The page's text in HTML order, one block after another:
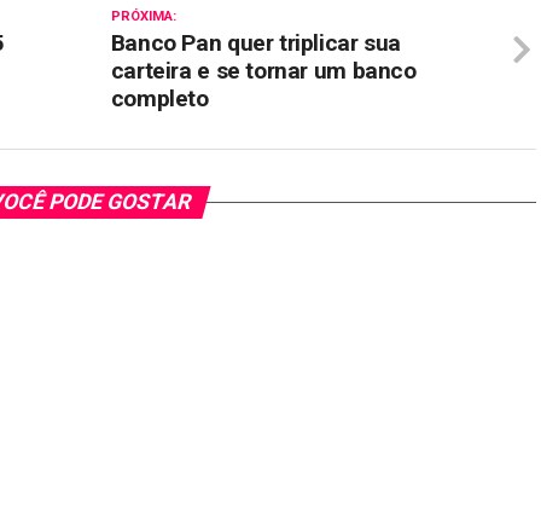
PRÓXIMA:
Banco Pan quer triplicar sua
carteira e se tornar um banco
completo
PODE GOSTAR